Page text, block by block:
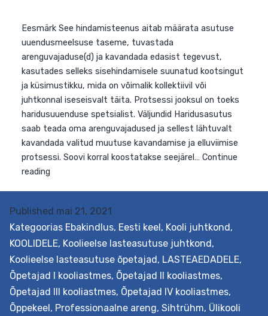
asutusele raport, mis hõlmab soovitusi soovitud
edasi liikumiseks. Väljundid Haridusasutus…
readingMuutuste
mõõtmine
ja
suurendamine
Published mai 21, 2021
Kategoorias Ebakindlus, Eesti keel, Kooli juhtkond,
KOOLIDELE, Koolieelse lasteasutuse juhtkond,
Koolieelse lasteasutuse õpetajad, LASTEAEDADELE,
Õpetajad I kooliastmes, Õpetajad II kooliastmes,
Õpetajad III kooliastmes, Õpetajad IV kooliastmes,
Õppekeel, Professionaalne areng, Sihtrühm, Ülikooli